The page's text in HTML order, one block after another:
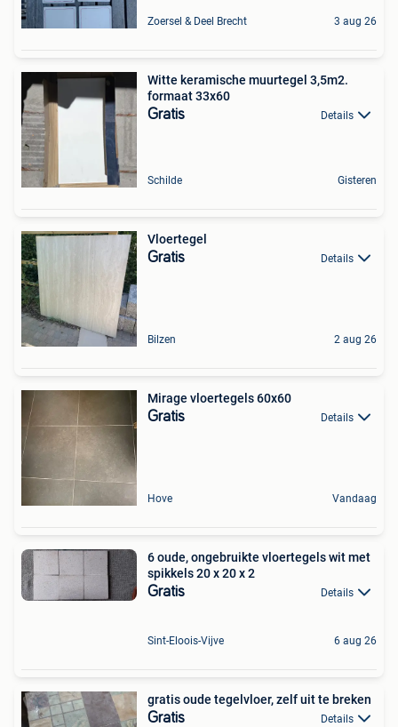
Zoersel & Deel Brecht 3 aug 26
Witte keramische muurtegel 3,5m2.
formaat 33x60
Gratis Details
Schilde Gisteren
Vloertegel
Gratis Details
Bilzen 2 aug 26
Mirage vloertegels 60x60
Gratis Details
Hove Vandaag
6 oude, ongebruikte vloertegels wit met
spikkels 20 x 20 x 2
Gratis Details
Sint-Eloois-Vijve 6 aug 26
gratis oude tegelvloer, zelf uit te breken
Gratis Details